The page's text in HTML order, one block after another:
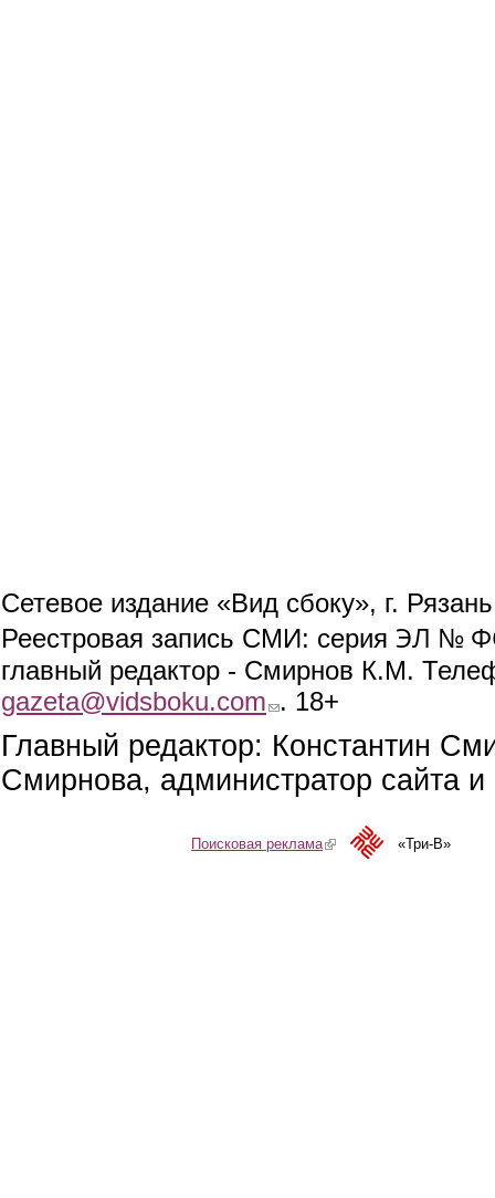
Сетевое издание «Вид сбоку», г.
Реестровая запись СМИ: серия ЭЛ №
главный редактор - Смирнов К.М.
gazeta@vidsboku.com (link sends e-mail)
. 18+
Главный редактор: Константин
Смирнова, администратор сайта
Поисковая реклама(link is external)«Три-В»